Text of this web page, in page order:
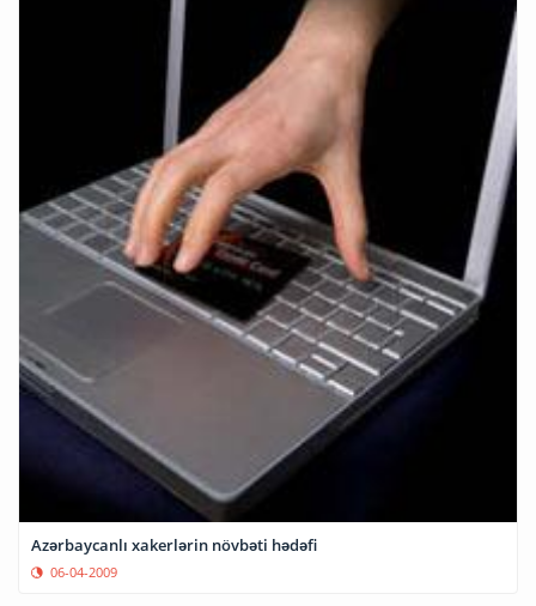
Azərbaycanlı xakerlərin növbəti hədəfi
06-04-2009